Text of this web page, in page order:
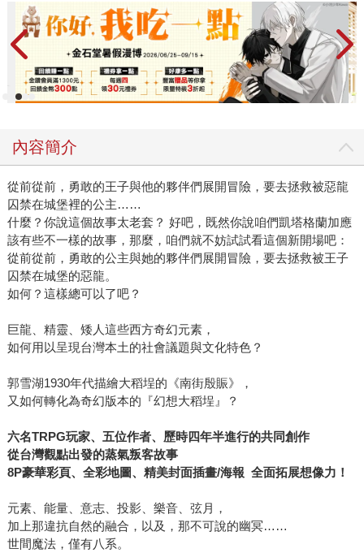
內容簡介
從前從前，勇敢的王子與他的夥伴們展開冒險，要去拯救被惡龍
囚禁在城堡裡的公主……
什麼？你說這個故事太老套？ 好吧，既然你說咱們凱塔格蘭加應
該有些不一樣的故事，那麼，咱們就不妨試試看這個新開場吧：
從前從前，勇敢的公主與她的夥伴們展開冒險，要去拯救被王子
囚禁在城堡的惡龍。
如何？這樣總可以了吧？
巨龍、精靈、矮人這些西方奇幻元素，
如何用以呈現台灣本土的社會議題與文化特色？
郭雪湖1930年代描繪大稻埕的《南街殷賑》，
又如何轉化為奇幻版本的『幻想大稻埕』？
六名TRPG玩家、五位作者、歷時四年半進行的共同創作
從台灣觀點出發的蒸氣叛客故事
8P豪華彩頁、全彩地圖、精美封面插畫/海報 全面拓展想像力！
元素、能量、意志、投影、樂音、弦月，
加上那違抗自然的融合，以及，那不可說的幽冥……
世間魔法，僅有八系。